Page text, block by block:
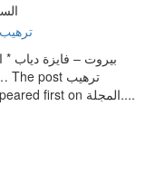
السبت 31
بيروت – فايزة دياب *
اللبنانيين بفزاعة التوطين لم يعد يجدي نفعاً appeared first on المجلة....